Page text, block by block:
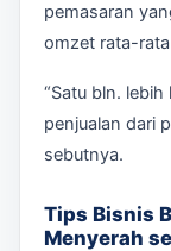
pemasaran
omzet rata-
“Satu bln.
penjualan dari
sebutnya.
Tips Bisnis
Menyerah